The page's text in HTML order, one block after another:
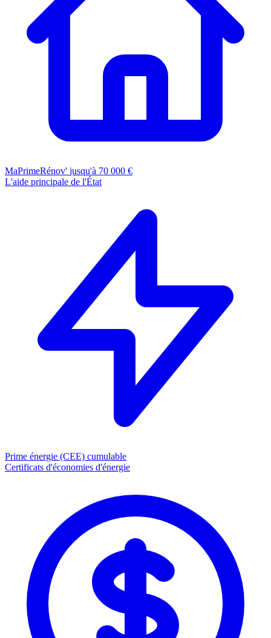
MaPrimeRénov' jusqu'à 70 000 €
L'aide principale de l'État
Prime énergie (CEE) cumulable
Certificats d'économies d'énergie